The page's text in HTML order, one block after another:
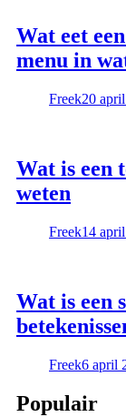
Wat eet
menu in
Freek20
Wat is een
weten
Freek14
Wat is een
Freek6 april
Populair